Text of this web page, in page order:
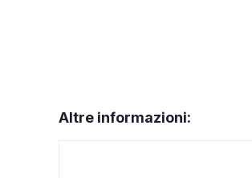
Altre informazioni: